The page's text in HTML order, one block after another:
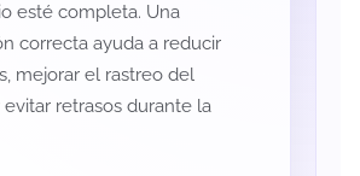
esté completa. Una
correcta ayuda a reducir
mejorar el rastreo del
retrasos durante la